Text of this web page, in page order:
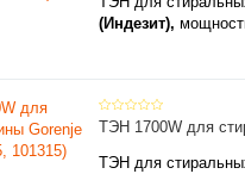
(Индезит),
ТЭН 1700W для
ТЭН для